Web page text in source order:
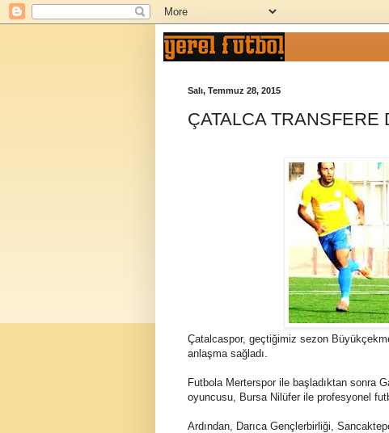
Salı, Temmuz 28, 2015
ÇATALCA TRANSFERE
Çatalcaspor, geçtiğimiz sezon
anlaşma sağladı.
Futbola Merterspor ile başladıktan sonra
oyuncusu, Bursa Nilüfer ile profesyonel
Ardından, Darıca Gençlerbirliği,